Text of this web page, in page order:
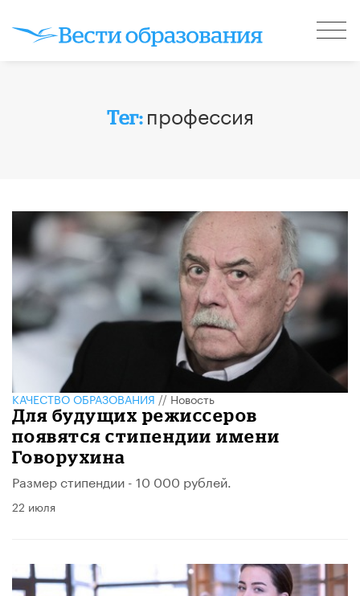
Тег: профессия
КАЧЕСТВО ОБРАЗОВАНИЯ//Новость
Для будущих режиссеров
появятся стипендии имени
Говорухина
Размер стипендии - 10 000 рублей.
22 июля